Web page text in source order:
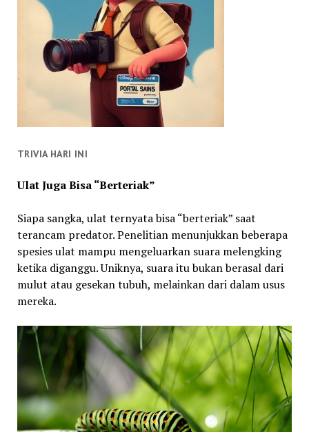
TRIVIA HARI INI
Ulat Juga Bisa “Berteriak”
Siapa sangka, ulat ternyata bisa “berteriak” saat
terancam predator. Penelitian menunjukkan beberapa
spesies ulat mampu mengeluarkan suara melengking
ketika diganggu. Uniknya, suara itu bukan berasal dari
mulut atau gesekan tubuh, melainkan dari dalam usus
mereka.